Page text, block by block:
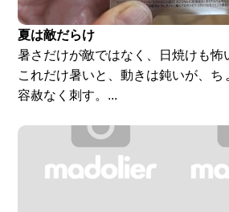
夏は敵だらけ
暑さだけが敵ではなく、日焼けも怖
これだけ暑いと、動きは鈍いが、ち
容赦なく刺す。...